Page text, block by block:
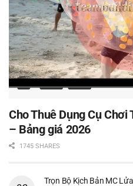
Cho Thuê Dụng Cụ Chơi
– Bảng giá 2026
1745 SHARES
Trọn Bộ Kịch Bản MC